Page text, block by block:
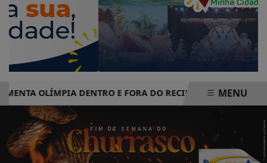
OLÍMPIA DENTRO E FORA DO RECINTO CAMPANHA
EM ALTA
MENU